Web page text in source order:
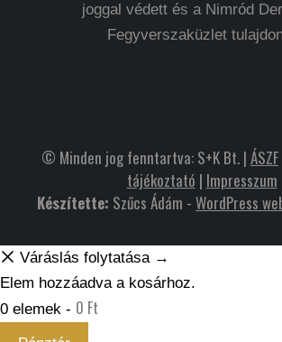
joggal védett és a Nimród
Fegyverszaküzlet
© Minden jog fenntartva: S+K Bt. | ÁSZF
tájékoztató | Impresszum
Készítette: Szűcs Ádám - WordPress
Váráslás folytatása →
Elem hozzáadva a kosárhoz.
0 elemek - 0 Ft